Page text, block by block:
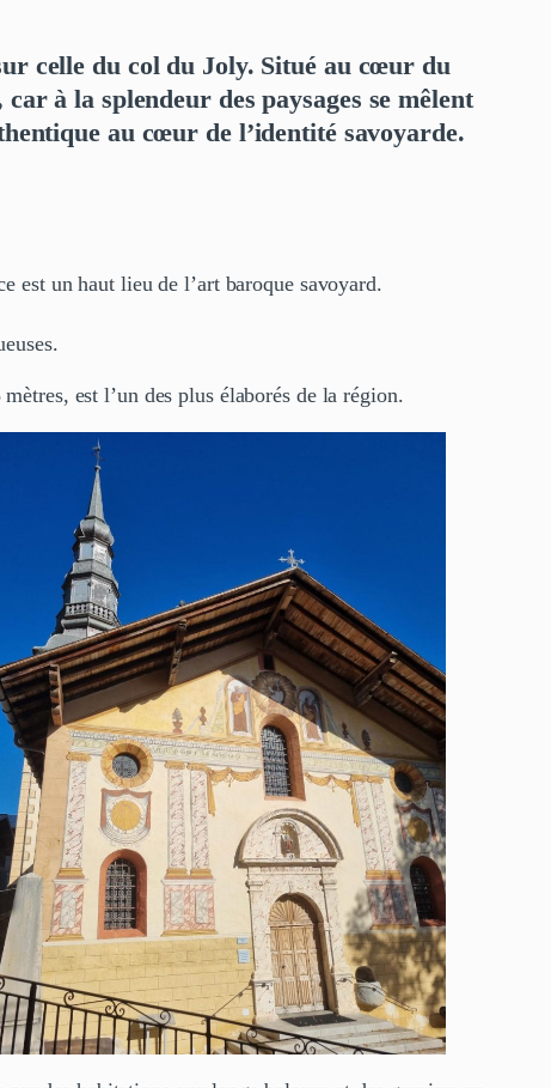
celle du col du Joly. Situé au cœur du
à la splendeur des paysages se mêlent
au cœur de l’identité savoyarde.
est un haut lieu de l’art baroque savoyard.
est l’un des plus élaborés de la région.